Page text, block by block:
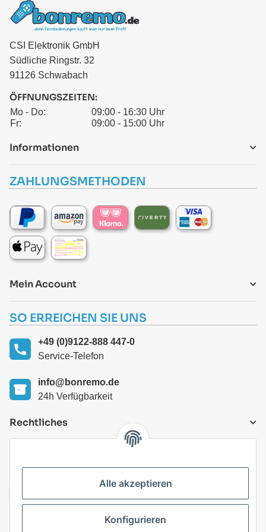
CSI Elektronik GmbH
Südliche Ringstr. 32
91126 Schwabach
ÖFFNUNGSZEITEN:
Mo - Do:
09:00 - 16:30 Uhr
Fr:
09:00 - 15:00 Uhr
Informationen
ZAHLUNGSMETHODEN
Mein Account
SO ERREICHEN SIE UNS
+49 (0)9122-888 447-0
Service-Telefon
info@bonremo.de
24h Verfügbarkeit
Rechtliches
Alle akzeptieren
Konfigurieren